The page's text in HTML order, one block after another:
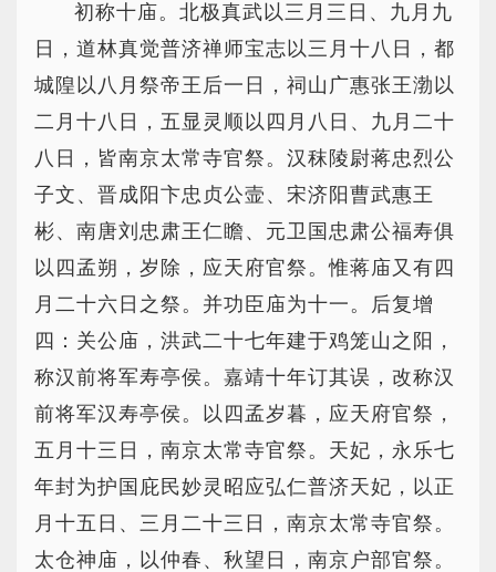
初称十庙。北极真武以三月三日、九月九
日，道林真觉普济禅师宝志以三月十八日，都
城隍以八月祭帝王后一日，祠山广惠张王渤以
二月十八日，五显灵顺以四月八日、九月二十
八日，皆南京太常寺官祭。汉秣陵尉蒋忠烈公
子文、晋成阳卞忠贞公壸、宋济阳曹武惠王
彬、南唐刘忠肃王仁瞻、元卫国忠肃公福寿俱
以四孟朔，岁除，应天府官祭。惟蒋庙又有四
月二十六日之祭。并功臣庙为十一。后复增
四：关公庙，洪武二十七年建于鸡笼山之阳，
称汉前将军寿亭侯。嘉靖十年订其误，改称汉
前将军汉寿亭侯。以四孟岁暮，应天府官祭，
五月十三日，南京太常寺官祭。天妃，永乐七
年封为护国庇民妙灵昭应弘仁普济天妃，以正
月十五日、三月二十三日，南京太常寺官祭。
太仓神庙，以仲春、秋望日，南京户部官祭。